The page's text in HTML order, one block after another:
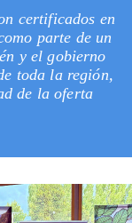
certificados en
parte de un
y el gobierno
toda la región,
de la oferta